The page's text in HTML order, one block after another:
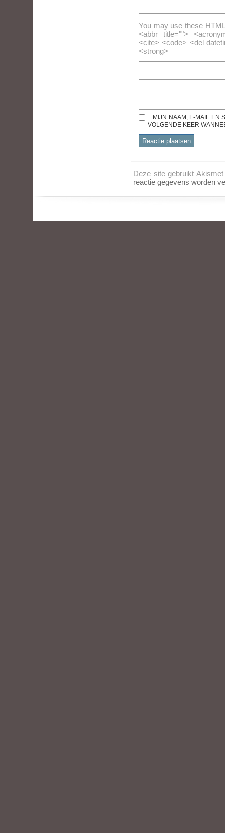
You may use these
<abbr title="">
<cite> <code> <del
<strong>
MIJN NAAM, E-MAIL EN
VOLGENDE KEER
Deze site gebruikt
reactie gegevens worden